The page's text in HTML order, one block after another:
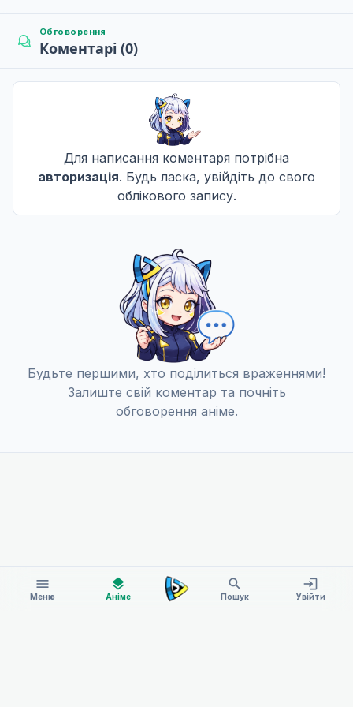
menu
Меню
layers
Аніме
search
Пошук
login
Увійти
Обговорення
Коментарі (0)
Для написання коментаря потрібна
авторизація. Будь ласка, увійдіть до свого
облікового запису.
Будьте першими, хто поділиться враженнями!
Залиште свій коментар та почніть
обговорення аніме.